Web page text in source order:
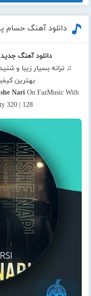
دانلود آهنگ حسام
دانلود آهنگ جدید
♫ ترانه بسیار زیبا و
بهترین
Nari On FazMusic With
320 | 128